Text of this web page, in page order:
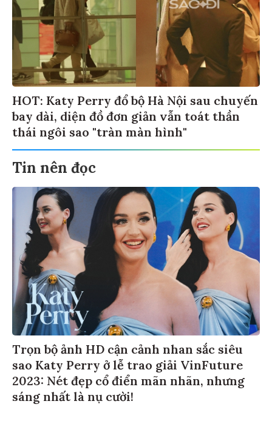
HOT: Katy Perry đổ bộ Hà Nội sau chuyến
bay dài, diện đồ đơn giản vẫn toát thần
thái ngôi sao "tràn màn hình"
Tin nên đọc
Trọn bộ ảnh HD cận cảnh nhan sắc siêu
sao Katy Perry ở lễ trao giải VinFuture
2023: Nét đẹp cổ điển mãn nhãn, nhưng
sáng nhất là nụ cười!